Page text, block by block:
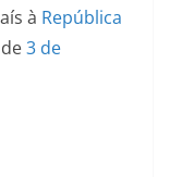
à República
3 de